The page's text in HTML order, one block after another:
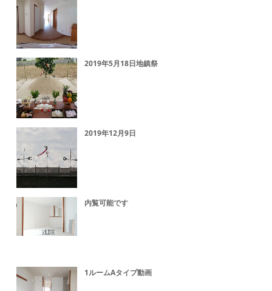
2019年5月18日地鎮祭
2019年12月9日
内覧可能です
1ルームAタイプ動画